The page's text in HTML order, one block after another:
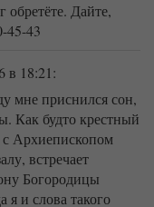
Дайте,
45-43
в 18:21:
мне приснился сон,
Как будто крестный
с Архиепископом
встречает
Богородицы
и слова такого